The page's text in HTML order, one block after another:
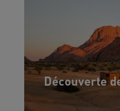
Découverte